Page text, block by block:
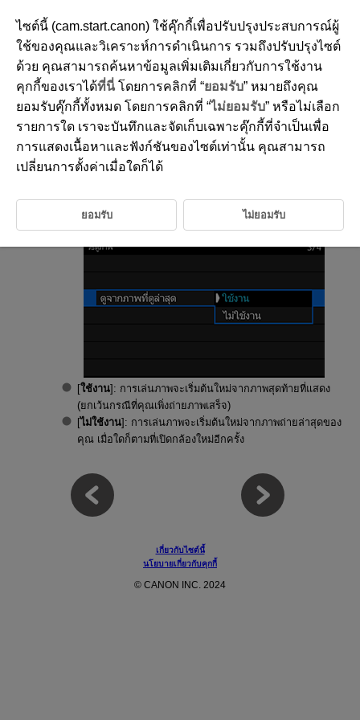
D292-132
การดำเนินการต่อจากการเล่นภาพก่อน
หน้า
เลือกตัวเลือก
[ใช้งาน]: การเล่นภาพจะเริ่มต้นใหม่จากภาพสุดท้ายที่แสดง
(ยกเว้นกรณีที่คุณเพิ่งถ่ายภาพเสร็จ)
[ไม่ใช้งาน]: การเล่นภาพจะเริ่มต้นใหม่จากภาพถ่ายล่าสุดของ
คุณ เมื่อใดก็ตามที่เปิดกล้องใหม่อีกครั้ง
เกี่ยวกับไซต์นี้
นโยบายเกี่ยวกับคุกกี้
© CANON INC. 2024
ไซต์นี้ (cam.start.canon) ใช้คุ๊กกี้เพื่อปรับปรุงประสบการณ์ผู้
ใช้ของคุณและวิเคราะห์การดำเนินการ รวมถึงปรับปรุงไซต์
ด้วย คุณสามารถค้นหาข้อมูลเพิ่มเติมเกี่ยวกับการใช้งาน
คุกกี้ของเราได้ที่นี่โดยการคลิกที่ “ยอมรับ” หมายถึงคุณ
ยอมรับคุ๊กกี้ทั้งหมด โดยการคลิกที่ “ไม่ยอมรับ” หรือไม่เลือก
รายการใด เราจะบันทึกและจัดเก็บเฉพาะคุ๊กกี้ที่จำเป็นเพื่อ
การแสดงเนื้อหาและฟังก์ชันของไซต์เท่านั้น คุณสามารถ
เปลี่ยนการตั้งค่าเมื่อใดก็ได้
ยอมรับ ไม่ยอมรับ